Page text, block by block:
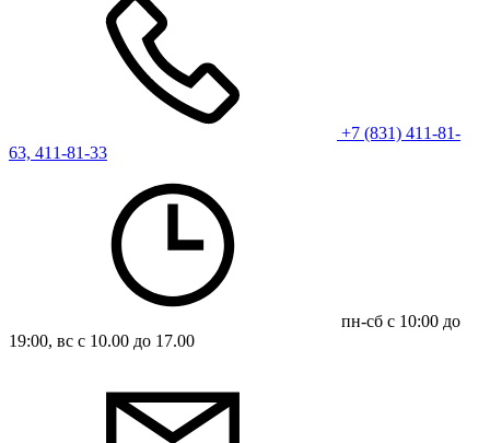
+7 (831) 411-81-
63, 411-81-33
пн-сб с 10:00 до
19:00, вс с 10.00 до 17.00